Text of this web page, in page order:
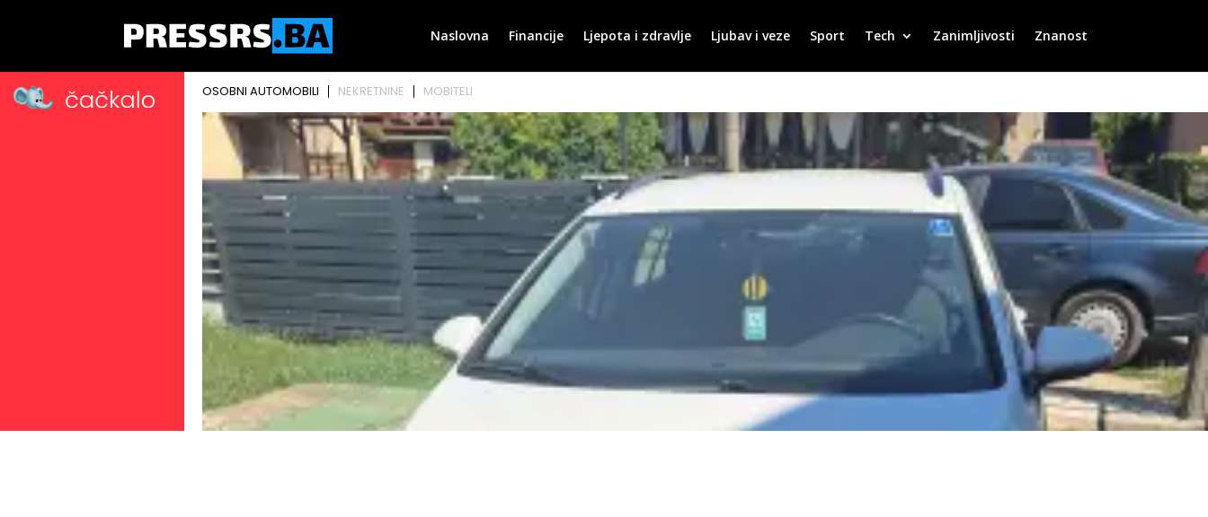
Naslovna Financije Ljepota i zdravlje Ljubav i veze Sport Tech Zanimljivosti Znanost